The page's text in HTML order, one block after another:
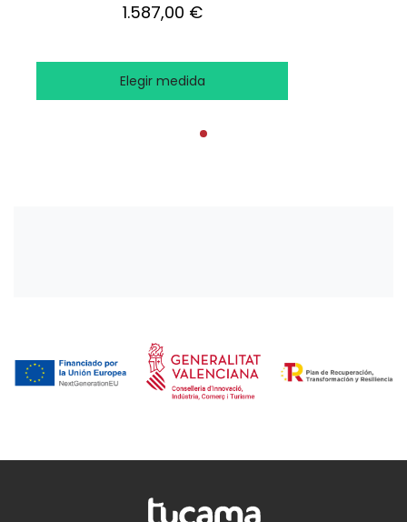
1.587,00 €
Elegir medida